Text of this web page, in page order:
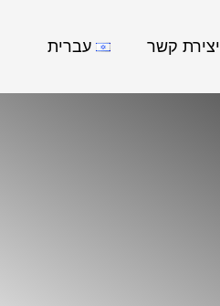
יצירת קשר עברית